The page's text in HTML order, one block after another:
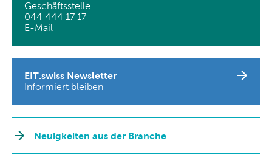
Geschäftsstelle
044 444 17 17
E-Mail
EIT.swiss Newsletter
Informiert bleiben
Neuigkeiten aus der Branche